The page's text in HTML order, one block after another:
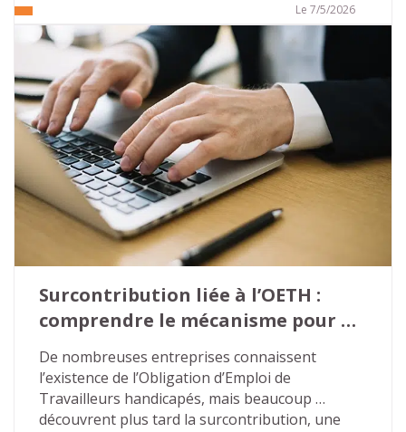
Ces publications mettent souvent en avant des
conséquences désastreuses. Il n’en est rien.
Tout d’abord parce que l’on ne peut pas parler
de « fin » mais aussi car des solutions
d’accompagnement existent pour pérenniser
leurs actions sur le champ de l’emploi des
personnes en situation de handicap.
Le 7/5/2026
Surcontribution liée à l’OETH :
comprendre le mécanisme pour
éviter les mauvaises surprises…
De nombreuses entreprises connaissent
l’existence de l’Obligation d’Emploi de
Travailleurs handicapés, mais beaucoup
découvrent plus tard la surcontribution, une